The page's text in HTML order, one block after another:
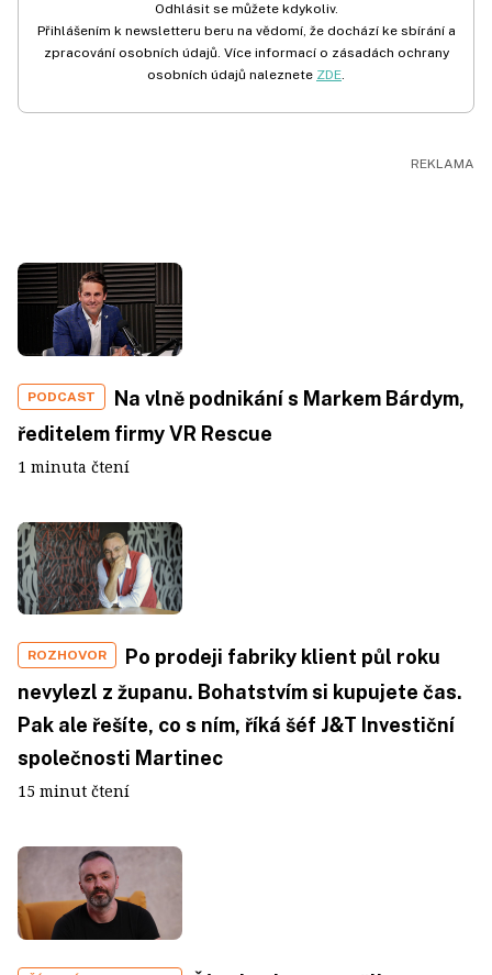
Odhlásit se můžete kdykoliv.
Přihlášením k newsletteru beru na vědomí, že dochází ke sbírání a
zpracování osobních údajů. Více informací o zásadách ochrany
osobních údajů naleznete ZDE.
PODCAST
Na vlně podnikání s Markem Bárdym,
ředitelem firmy VR Rescue
1 minuta čtení
ROZHOVOR
Po prodeji fabriky klient půl roku
nevylezl z županu. Bohatstvím si kupujete čas.
Pak ale řešíte, co s ním, říká šéf J&T Investiční
společnosti Martinec
15 minut čtení